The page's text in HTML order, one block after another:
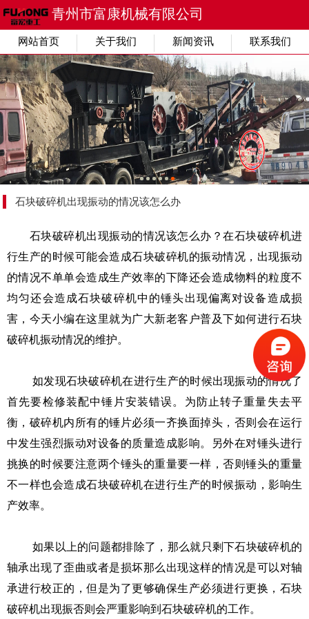
青州市富康机械有限公司
网站首页 关于我们 新闻资讯 联系我们
石块破碎机出现振动的情况该怎么办
石块破碎机出现振动的情况该怎么办？在石块破碎机进
行生产的时候可能会造成石块破碎机的振动情况，出现振动
的情况不单单会造成生产效率的下降还会造成物料的粒度不
均匀还会造成石块破碎机中的锤头出现偏离对设备造成损
害，今天小编在这里就为广大新老客户普及下如何进行石块
破碎机振动情况的维护。
如发现石块破碎机在进行生产的时候出现振动的情况了
首先要检修装配中锤片安装错误。为防止转子重量失去平
衡，破碎机内所有的锤片必须一齐换面掉头，否则会在运行
中发生强烈振动对设备的质量造成影响。另外在对锤头进行
挑换的时候要注意两个锤头的重量要一样，否则锤头的重量
不一样也会造成石块破碎机在进行生产的时候振动，影响生
产效率。
如果以上的问题都排除了，那么就只剩下石块破碎机的
轴承出现了歪曲或者是损坏那么出现这样的情况是可以对轴
承进行校正的，但是为了更够确保生产必须进行更换，石块
破碎机出现振否则会严重影响到石块破碎机的工作。